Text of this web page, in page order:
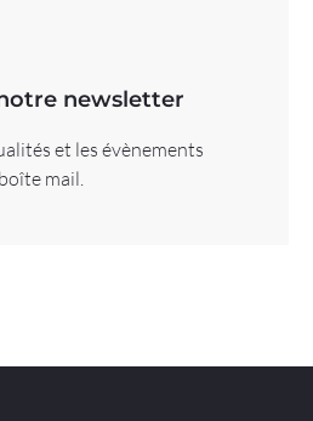
newsletter
et les évènements
mail.